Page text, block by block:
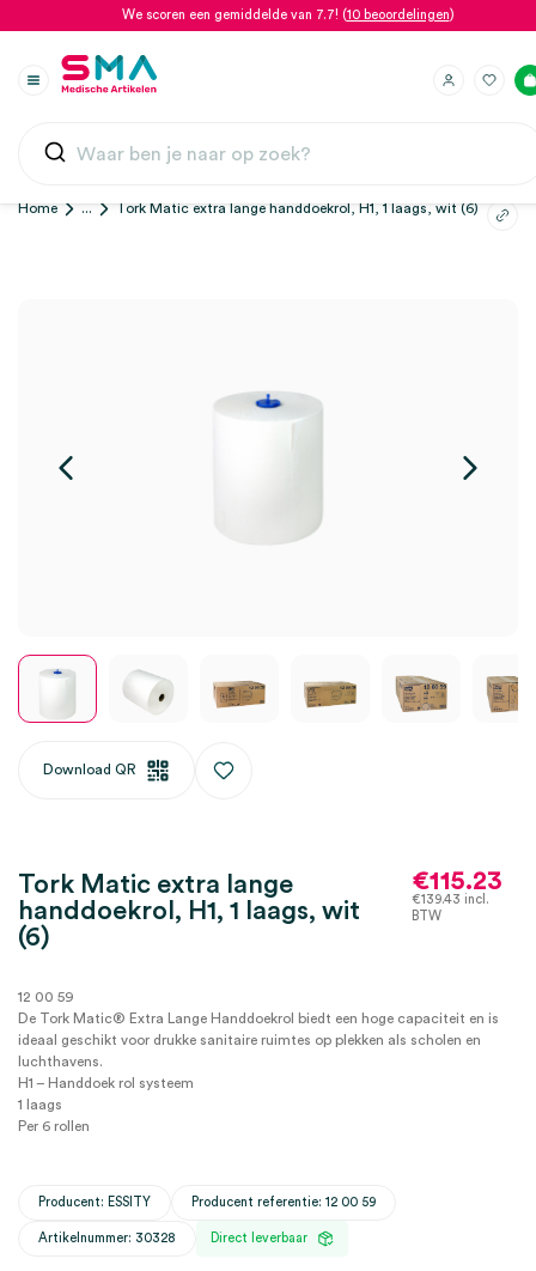
We scoren een gemiddelde van 7.7! (10 beoordelingen)
Home ... Tork Matic extra lange handdoekrol, H1, 1 laags, wit (6)
Download QR
Tork Matic extra lange
handdoekrol, H1, 1 laags, wit
(6)
€115.23
€139.43 incl.
BTW
12 00 59
De Tork Matic® Extra Lange Handdoekrol biedt een hoge capaciteit en is
ideaal geschikt voor drukke sanitaire ruimtes op plekken als scholen en
luchthavens.
H1 – Handdoek rol systeem
1 laags
Per 6 rollen
Producent: ESSITY Producent referentie: 12 00 59
Artikelnummer: 30328 Direct leverbaar